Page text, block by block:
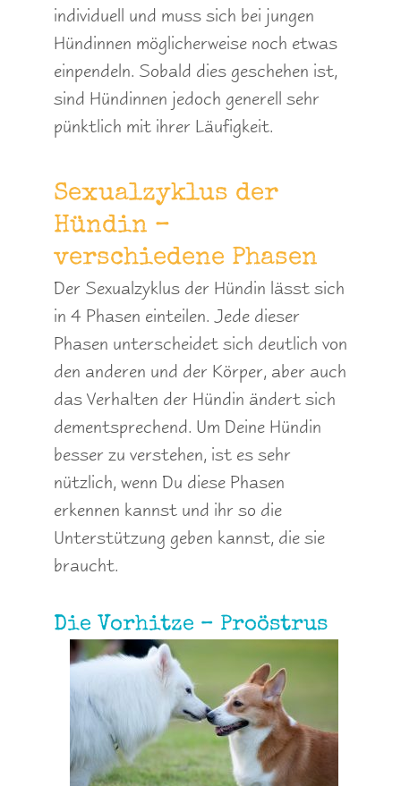
individuell und muss sich bei jungen
Hündinnen möglicherweise noch etwas
einpendeln. Sobald dies geschehen ist,
sind Hündinnen jedoch generell sehr
pünktlich mit ihrer Läufigkeit.
Sexualzyklus der
Hündin –
verschiedene Phasen
Der Sexualzyklus der Hündin lässt sich
in 4 Phasen einteilen. Jede dieser
Phasen unterscheidet sich deutlich von
den anderen und der Körper, aber auch
das Verhalten der Hündin ändert sich
dementsprechend. Um Deine Hündin
besser zu verstehen, ist es sehr
nützlich, wenn Du diese Phasen
erkennen kannst und ihr so die
Unterstützung geben kannst, die sie
braucht.
Die Vorhitze – Proöstrus